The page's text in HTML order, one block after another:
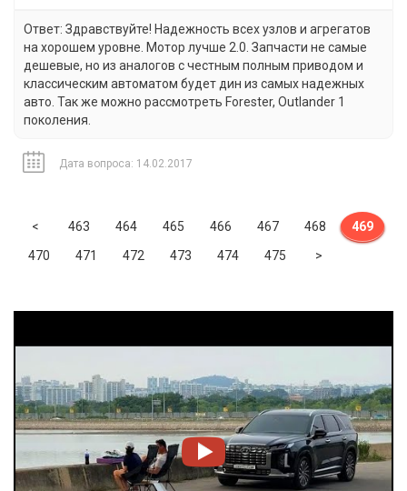
Ответ: Здравствуйте! Надежность всех узлов и агрегатов
на хорошем уровне. Мотор лучше 2.0. Запчасти не самые
дешевые, но из аналогов с честным полным приводом и
классическим автоматом будет дин из самых надежных
авто. Так же можно рассмотреть Forester, Outlander 1
поколения.
Дата вопроса: 14.02.2017
< Previous
463 464 465 466 467 468
469
470
471 472 473 474 475 >